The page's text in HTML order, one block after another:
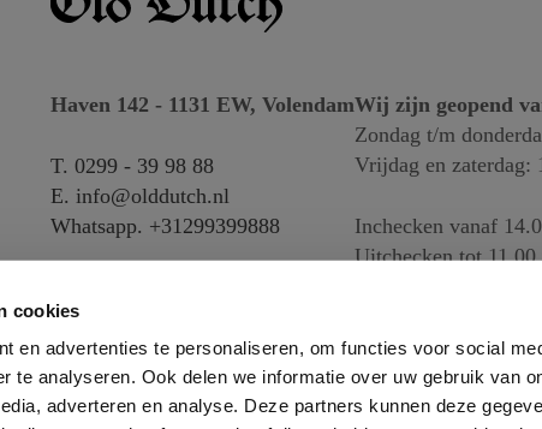
cookies
en advertenties te personaliseren, om functies voor social
te analyseren. Ook delen we informatie over uw gebruik van
adverteren en analyse. Deze partners kunnen deze
Haven 142 - 1131 EW, Volendam
T. 0299 - 39 98 88
E. info@olddutch.nl
Whatsapp. +31299399888
Wij zijn geopend
Zondag t/m
Vrijdag en zaterdag:
Inchecken vanaf
Uitchecken tot 11.00